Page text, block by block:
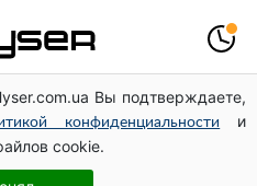
Вы подтверждаете,
конфиденциальности
и
cookie.